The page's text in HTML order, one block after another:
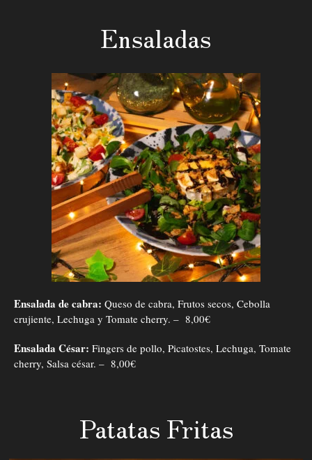
Ensaladas
Ensalada de cabra: Queso de cabra, Frutos secos, Cebolla
crujiente, Lechuga y Tomate cherry. – 8,00€
Ensalada César: Fingers de pollo, Picatostes, Lechuga, Tomate
cherry, Salsa césar. – 8,00€
Patatas Fritas